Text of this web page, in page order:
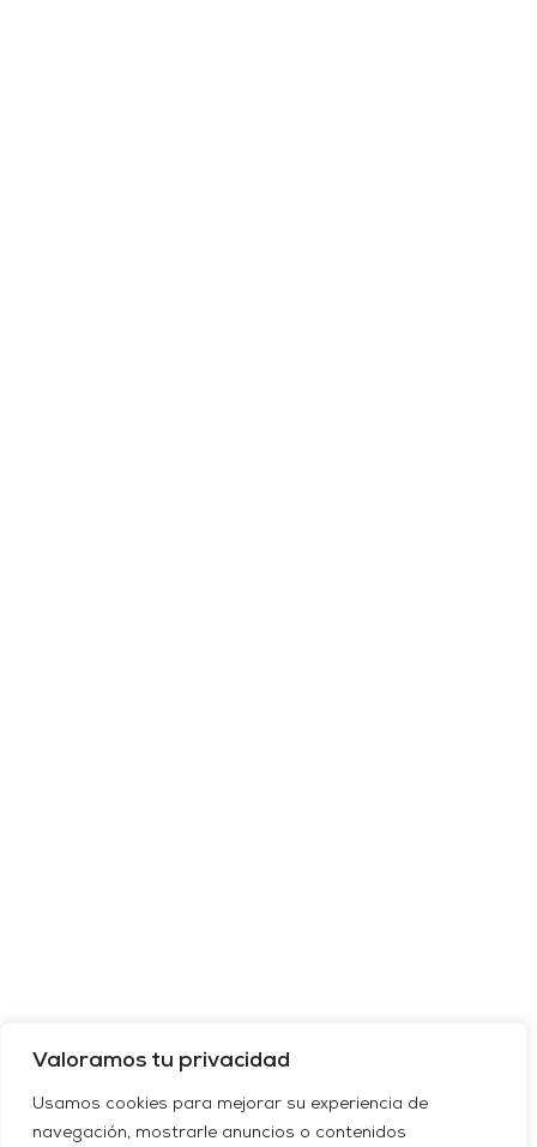
Valoramos tu privacidad
Usamos cookies para mejorar su experiencia de
navegación, mostrarle anuncios o contenidos